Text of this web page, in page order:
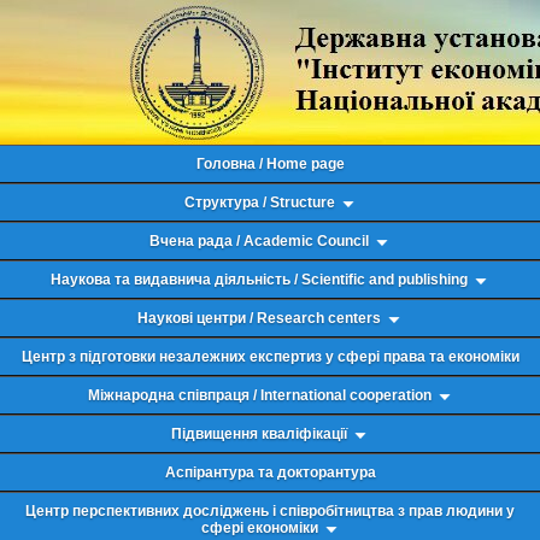
Головна / Home page
Структура / Structure
Вчена рада / Academic Council
Наукова та видавнича діяльність / Scientific and publishing
Наукові центри / Research centers
Центр з підготовки незалежних експертиз у сфері права та економіки
Міжнародна співпраця / International cooperation
Підвищення кваліфікації
Аспірантура та докторантура
Центр перспективних досліджень і співробітництва з прав людини у
сфері економіки